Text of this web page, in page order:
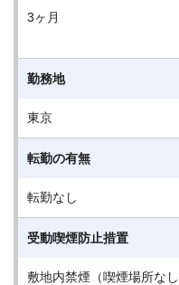
3ヶ月
勤務地
東京
転勤の有無
転勤なし
受動喫煙防止措置
敷地内禁煙（喫煙場所なし